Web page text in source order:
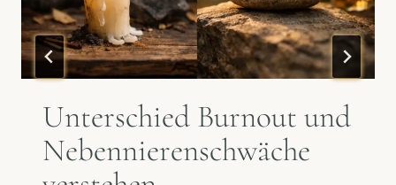
Unterschied Burnout und
Nebennierenschwäche